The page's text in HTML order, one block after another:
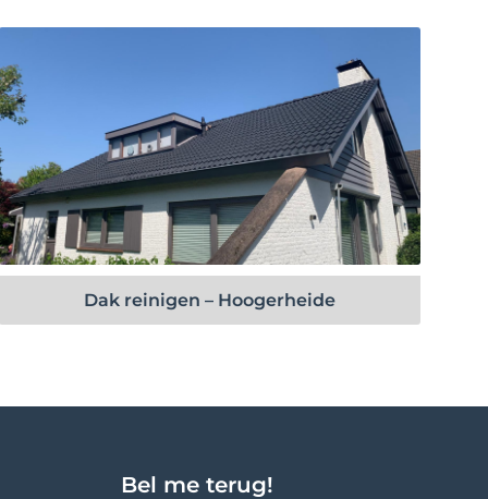
Bekijk project
Dak reinigen – Hoogerheide
Bel me terug!